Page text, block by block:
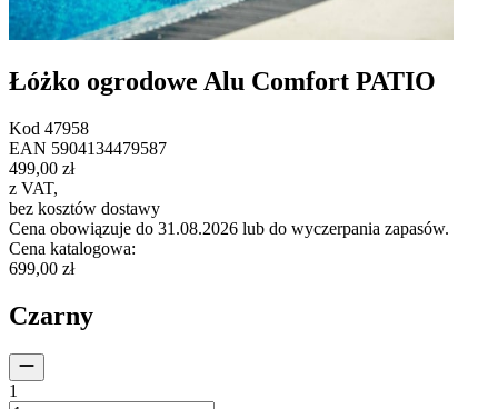
Łóżko ogrodowe Alu Comfort PATIO
Kod 47958
EAN 5904134479587
499,00 zł
z VAT,
bez kosztów dostawy
Cena obowiązuje do 31.08.2026 lub do wyczerpania zapasów.
Cena katalogowa:
699,00 zł
Czarny
1